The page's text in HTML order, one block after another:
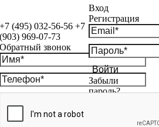
+7 (495) 032-56-56 +7
(903) 969-07-73
Обратный звонок
Вход
Регистрация
Войти
Забыли
пароль?